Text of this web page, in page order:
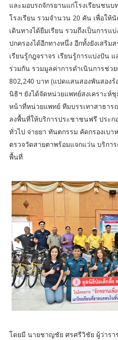
และมอบรถจักรยานแก่โรงเรียนชน
โรงเรียน รวมจำนวน 20 คัน เพื่อให้
เดินทางได้ยืมเรียน รวมถึงเป็นการแ
ปกครองได้อีกทางหนึ่ง อีกทั้งยังเสริม
เรียนรู้กฎจราจร เรียนรู้การแบ่งปัน
ร่วมกัน รวมมูลค่าการดำเนินการช่ว
802,240 บาท (แปดแสนสองพันสอง
นิธิฯ ยังได้จัดหน่วยแพทย์สงเคราะห์
หน้าที่หน่วยแพทย์ ทีมบรรเทาสาธา
ลงพื้นที่ให้บริการประชาชนฟรี ประก
ทั่วไป จ่ายยา ทันตกรรม คัดกรองเบ
ตรวจวัดสายตาพร้อมแจกแว่น บริกา
พื้นที่
โดยมี นายชาญชัย ศรศรีวิชัย ผู้ว่ารา